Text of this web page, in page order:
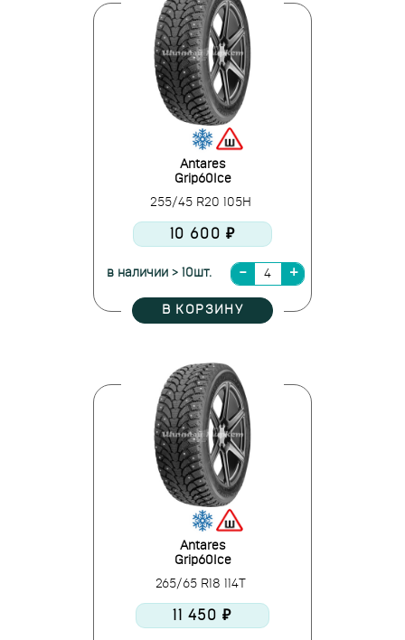
Antares
Grip60Ice
255/45 R20 105H
10 600 ₽
в наличии > 10шт.
В КОРЗИНУ
Antares
Grip60Ice
265/65 R18 114T
11 450 ₽